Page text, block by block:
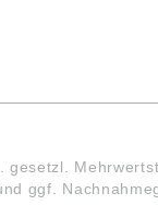
gesetzl.
ggf.